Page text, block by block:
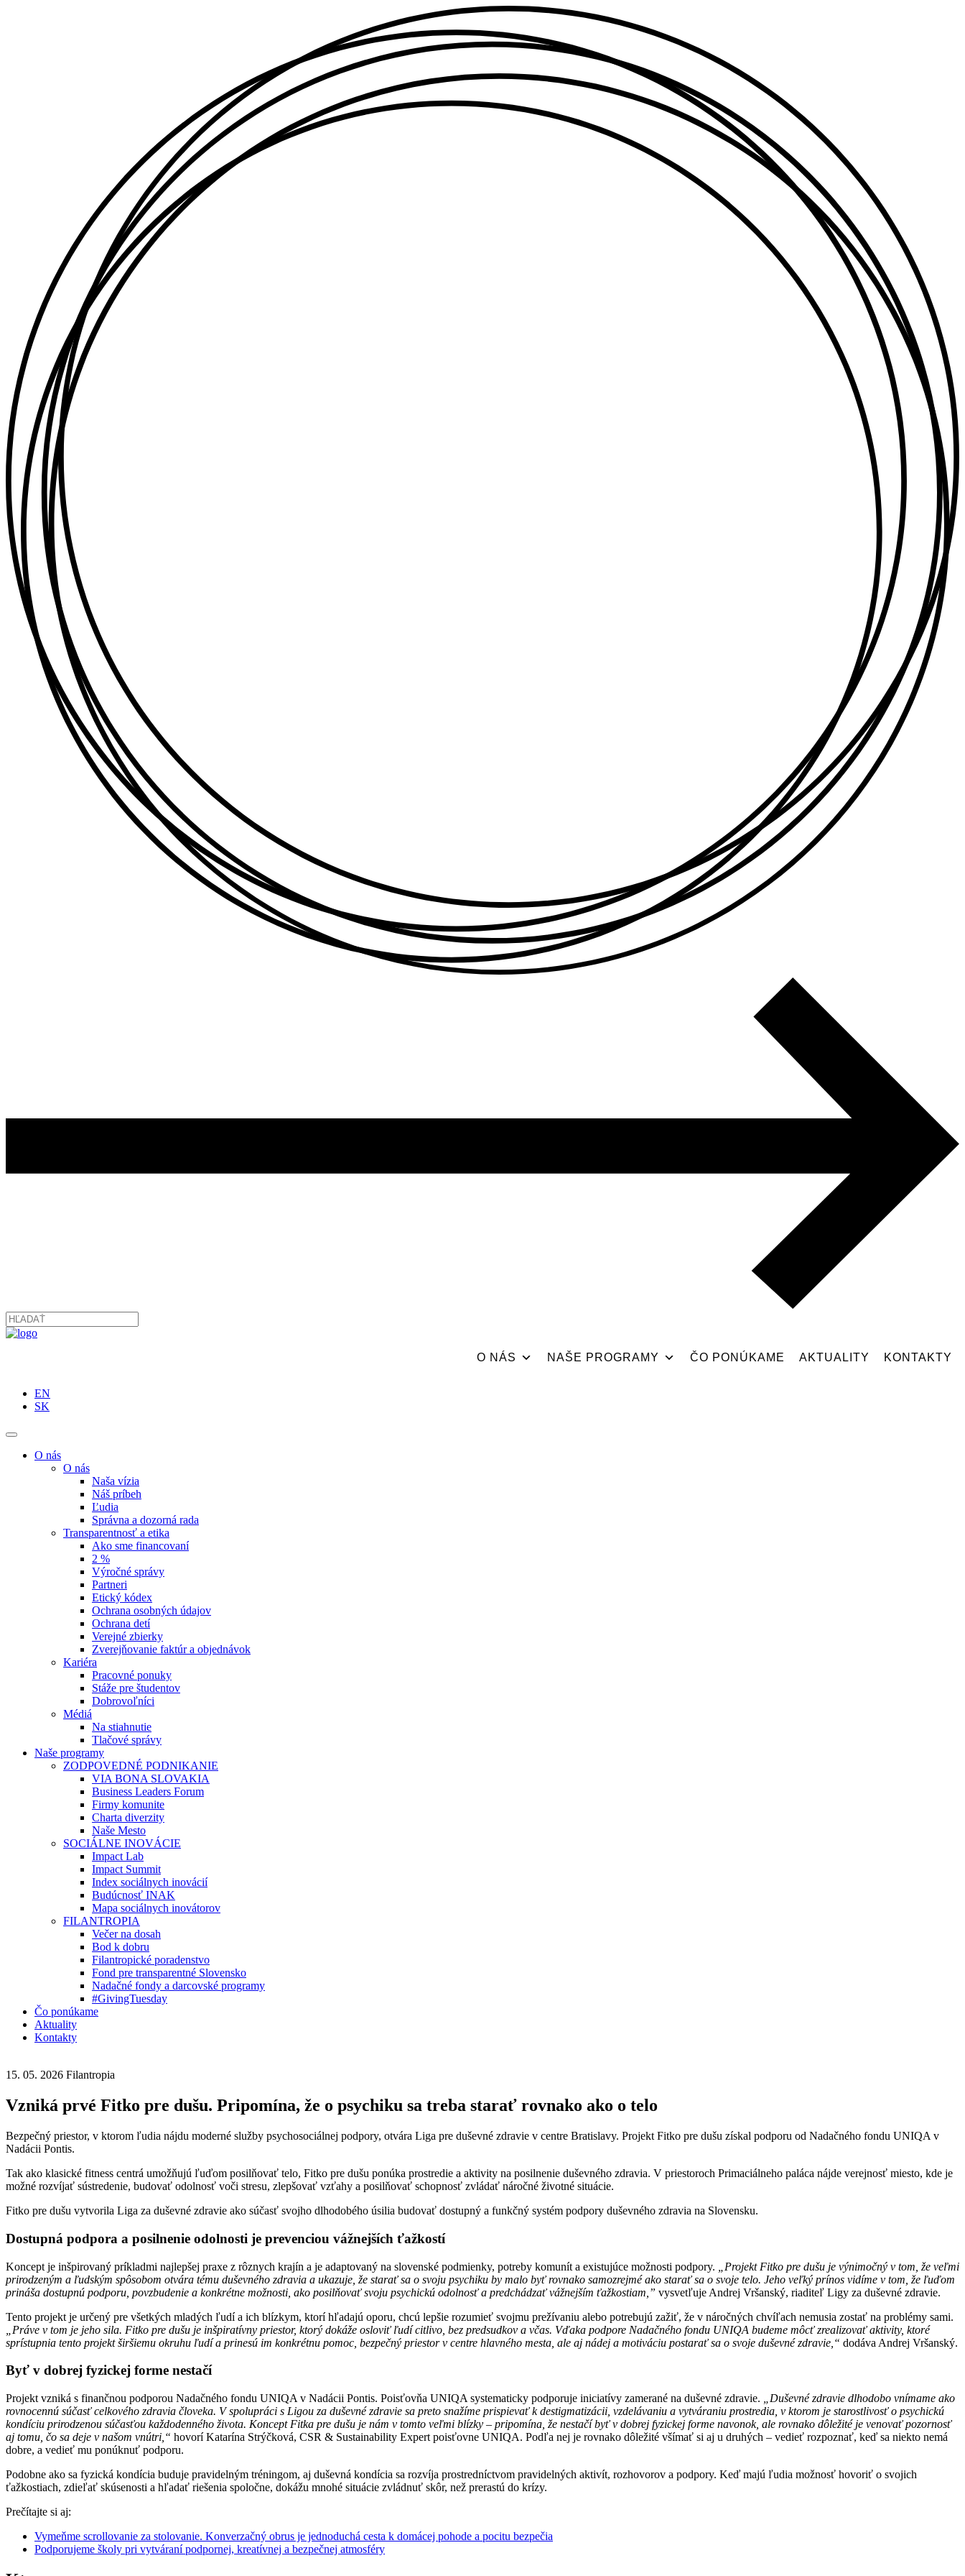
O NÁS NAŠE PROGRAMY ČO PONÚKAME AKTUALITY KONTAKTY
EN
SK
O nás
O nás
Naša vízia
Náš príbeh
Ľudia
Správna a dozorná rada
Transparentnosť a etika
Ako sme financovaní
2 %
Výročné správy
Partneri
Etický kódex
Ochrana osobných údajov
Ochrana detí
Verejné zbierky
Zverejňovanie faktúr a objednávok
Kariéra
Pracovné ponuky
Stáže pre študentov
Dobrovoľníci
Médiá
Na stiahnutie
Tlačové správy
Naše programy
ZODPOVEDNÉ PODNIKANIE
VIA BONA SLOVAKIA
Business Leaders Forum
Firmy komunite
Charta diverzity
Naše Mesto
SOCIÁLNE INOVÁCIE
Impact Lab
Impact Summit
Index sociálnych inovácií
Budúcnosť INAK
Mapa sociálnych inovátorov
FILANTROPIA
Večer na dosah
Bod k dobru
Filantropické poradenstvo
Fond pre transparentné Slovensko
Nadačné fondy a darcovské programy
#GivingTuesday
Čo ponúkame
Aktuality
Kontakty
15. 05. 2026 Filantropia
Vzniká prvé Fitko pre dušu. Pripomína, že o psychiku sa treba starať rovnako ako o telo
Bezpečný priestor, v ktorom ľudia nájdu moderné služby psychosociálnej podpory, otvára Liga pre duševné zdravie v centre Bratislavy. Projekt Fitko pre dušu získal podporu od Nadačného fondu UNIQA v
Nadácii Pontis.
Tak ako klasické fitness centrá umožňujú ľuďom posilňovať telo, Fitko pre dušu ponúka prostredie a aktivity na posilnenie duševného zdravia. V priestoroch Primaciálneho paláca nájde verejnosť miesto, kde je
možné rozvíjať sústredenie, budovať odolnosť voči stresu, zlepšovať vzťahy a posilňovať schopnosť zvládať náročné životné situácie.
Fitko pre dušu vytvorila Liga za duševné zdravie ako súčasť svojho dlhodobého úsilia budovať dostupný a funkčný systém podpory duševného zdravia na Slovensku.
Dostupná podpora a posilnenie odolnosti je prevenciou vážnejších ťažkostí
Koncept je inšpirovaný príkladmi najlepšej praxe z rôznych krajín a je adaptovaný na slovenské podmienky, potreby komunít a existujúce možnosti podpory.
„Projekt Fitko pre dušu je výnimočný v tom, že veľmi
prirodzeným a ľudským spôsobom otvára tému duševného zdravia a ukazuje, že starať sa o svoju psychiku by malo byť rovnako samozrejmé ako starať sa o svoje telo. Jeho veľký prínos vidíme v tom, že ľuďom
prináša dostupnú podporu, povzbudenie a konkrétne možnosti, ako posilňovať svoju psychickú odolnosť a predchádzať vážnejším ťažkostiam,” vysvetľuje Andrej Vršanský, riaditeľ Ligy za duševné zdravie.
Tento projekt je určený pre všetkých mladých ľudí a ich blízkym, ktorí hľadajú oporu, chcú lepšie rozumieť svojmu prežívaniu alebo potrebujú zažiť, že v náročných chvíľach nemusia zostať na problémy sami.
„Práve v tom je jeho sila. Fitko pre dušu je inšpiratívny priestor, ktorý dokáže osloviť ľudí citlivo, bez predsudkov a včas. Vďaka podpore Nadačného fondu UNIQA budeme môcť zrealizovať aktivity, ktoré
sprístupnia tento projekt širšiemu okruhu ľudí a prinesú im konkrétnu pomoc, bezpečný priestor v centre hlavného mesta, ale aj nádej a motiváciu postarať sa o svoje duševné zdravie,“ dodáva Andrej Vršanský.
Byť v dobrej fyzickej forme nestačí
Projekt vzniká s finančnou podporou Nadačného fondu UNIQA v Nadácii Pontis. Poisťovňa UNIQA systematicky podporuje iniciatívy zamerané na duševné zdravie.
„Duševné zdravie dlhodobo vnímame ako
rovnocennú súčasť celkového zdravia človeka. V spolupráci s Ligou za duševné zdravie sa preto snažíme prispievať k destigmatizácii, vzdelávaniu a vytváraniu prostredia, v ktorom je starostlivosť o psychickú
kondíciu prirodzenou súčasťou každodenného života. Koncept Fitka pre dušu je nám v tomto veľmi blízky – pripomína, že nestačí byť v dobrej fyzickej forme navonok, ale rovnako dôležité je venovať pozornosť
aj tomu, čo sa deje v našom vnútri,“ hovorí Katarína Strýčková, CSR & Sustainability Expert poisťovne UNIQA. Podľa nej je rovnako dôležité všímať si aj u druhých – vedieť rozpoznať, keď sa niekto nemá
dobre, a vedieť mu ponúknuť podporu.
Podobne ako sa fyzická kondícia buduje pravidelným tréningom, aj duševná kondícia sa rozvíja prostredníctvom pravidelných aktivít, rozhovorov a podpory. Keď majú ľudia možnosť hovoriť o svojich
ťažkostiach, zdieľať skúsenosti a hľadať riešenia spoločne, dokážu mnohé situácie zvládnuť skôr, než prerastú do krízy.
Prečítajte si aj:
Vymeňme scrollovanie za stolovanie. Konverzačný obrus je jednoduchá cesta k domácej pohode a pocitu bezpečia
Podporujeme školy pri vytváraní podpornej, kreatívnej a bezpečnej atmosféry